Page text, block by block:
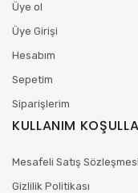
Üye ol
Üye Girişi
Hesabım
Sepetim
Siparişlerim
KULLANIM
Mesafeli Satış Sözleşmesi
Gizlilik Politikası